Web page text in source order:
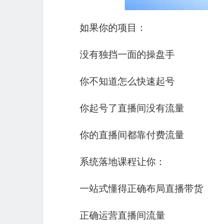
如果你的项目：
没有独挡一面的操盘手
你不知道怎么快速起号
你起号了直播间没有流量
你的直播间都靠付费流量
系统落地课程让你：
一站式懂得正确布局直播带货
正确运营直播间流量